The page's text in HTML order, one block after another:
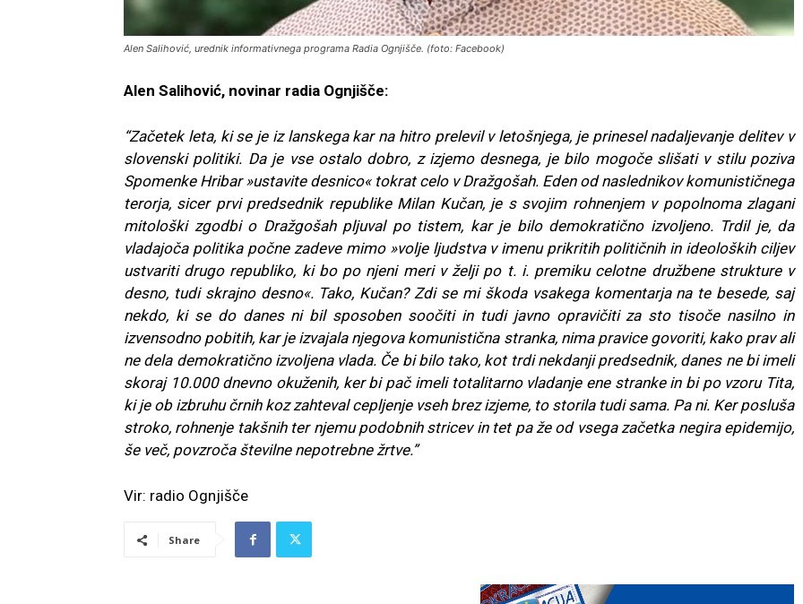
Alen Salihović, urednik informativnega programa Radia Ognjišče. (foto: Facebook)
Alen Salihović, novinar radia Ognjišče:
“Začetek leta, ki se je iz lanskega kar na hitro prelevil v letošnjega, je prinesel nadaljevanje delitev v
slovenski politiki. Da je vse ostalo dobro, z izjemo desnega, je bilo mogoče slišati v stilu poziva
Spomenke Hribar »ustavite desnico« tokrat celo v Dražgošah. Eden od naslednikov komunističnega
terorja, sicer prvi predsednik republike Milan Kučan, je s svojim rohnenjem v popolnoma zlagani
mitološki zgodbi o Dražgošah pljuval po tistem, kar je bilo demokratično izvoljeno. Trdil je, da
vladajoča politika počne zadeve mimo »volje ljudstva v imenu prikritih političnih in ideoloških ciljev
ustvariti drugo republiko, ki bo po njeni meri v želji po t. i. premiku celotne družbene strukture v
desno, tudi skrajno desno«. Tako, Kučan? Zdi se mi škoda vsakega komentarja na te besede, saj
nekdo, ki se do danes ni bil sposoben soočiti in tudi javno opravičiti za sto tisoče nasilno in
izvensodno pobitih, kar je izvajala njegova komunistična stranka, nima pravice govoriti, kako prav ali
ne dela demokratično izvoljena vlada. Če bi bilo tako, kot trdi nekdanji predsednik, danes ne bi imeli
skoraj 10.000 dnevno okuženih, ker bi pač imeli totalitarno vladanje ene stranke in bi po vzoru Tita,
ki je ob izbruhu črnih koz zahteval cepljenje vseh brez izjeme, to storila tudi sama. Pa ni. Ker posluša
stroko, rohnenje takšnih ter njemu podobnih stricev in tet pa že od vsega začetka negira epidemijo,
še več, povzroča številne nepotrebne žrtve.”
Vir: radio Ognjišče
Share